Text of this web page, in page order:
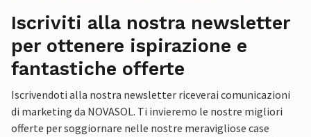
Iscriviti alla nostra newsletter
per ottenere ispirazione e
fantastiche offerte
Iscrivendoti alla nostra newsletter riceverai comunicazioni
di marketing da NOVASOL. Ti invieremo le nostre migliori
offerte per soggiornare nelle nostre meravigliose case